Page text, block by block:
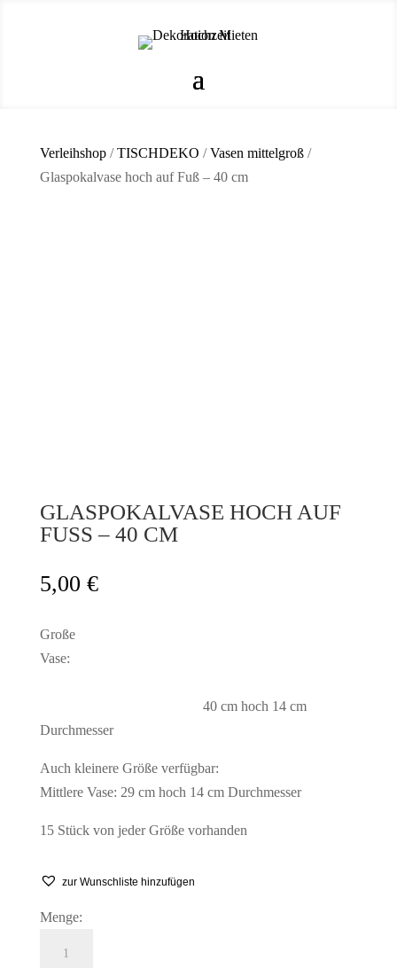
Verleihshop/TISCHDEKO /Vasen mittelgroß/
Glaspokalvase hoch auf Fuß – 40 cm
GLASPOKALVASE HOCH AUF
FUSS – 40 CM
5,00 €
Große
Vase:
40 cm hoch 14 cm
Durchmesser
Auch kleinere Größe verfügbar:
Mittlere Vase: 29 cm hoch 14 cm Durchmesser
15 Stück von jeder Größe vorhanden
zur Wunschliste hinzufügen
Menge: